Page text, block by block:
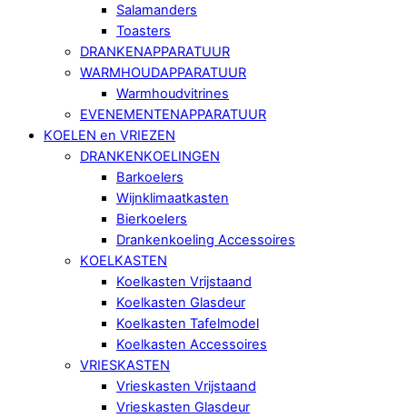
Salamanders
Toasters
DRANKENAPPARATUUR
WARMHOUDAPPARATUUR
Warmhoudvitrines
EVENEMENTENAPPARATUUR
KOELEN en VRIEZEN
DRANKENKOELINGEN
Barkoelers
Wijnklimaatkasten
Bierkoelers
Drankenkoeling Accessoires
KOELKASTEN
Koelkasten Vrijstaand
Koelkasten Glasdeur
Koelkasten Tafelmodel
Koelkasten Accessoires
VRIESKASTEN
Vrieskasten Vrijstaand
Vrieskasten Glasdeur